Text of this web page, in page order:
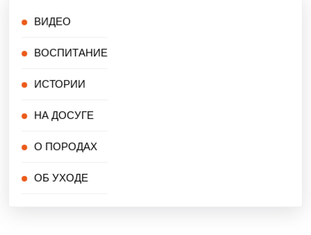
ВИДЕО
ВОСПИТАНИЕ
ИСТОРИИ
НА ДОСУГЕ
О ПОРОДАХ
ОБ УХОДЕ